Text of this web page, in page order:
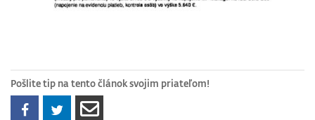
Pošlite tip na tento článok svojim priateľom!